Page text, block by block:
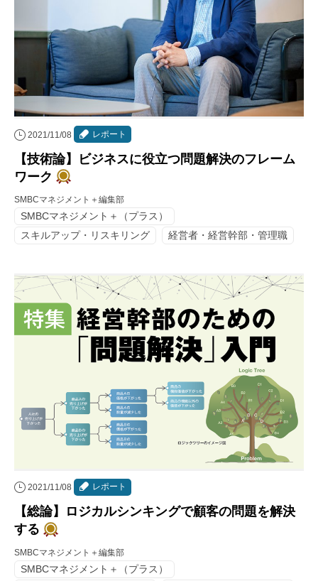
2021/11/08 レポート
【技術論】ビジネスに役立つ問題解決のフレーム
ワーク
SMBCマネジメント＋編集部
SMBCマネジメント＋（プラス）
スキルアップ・リスキリング
経営者・経営幹部・管理職
2021/11/08 レポート
【総論】ロジカルシンキングで顧客の問題を解決
する
SMBCマネジメント＋編集部
SMBCマネジメント＋（プラス）